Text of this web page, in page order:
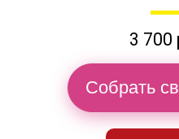
3 700
Собрать